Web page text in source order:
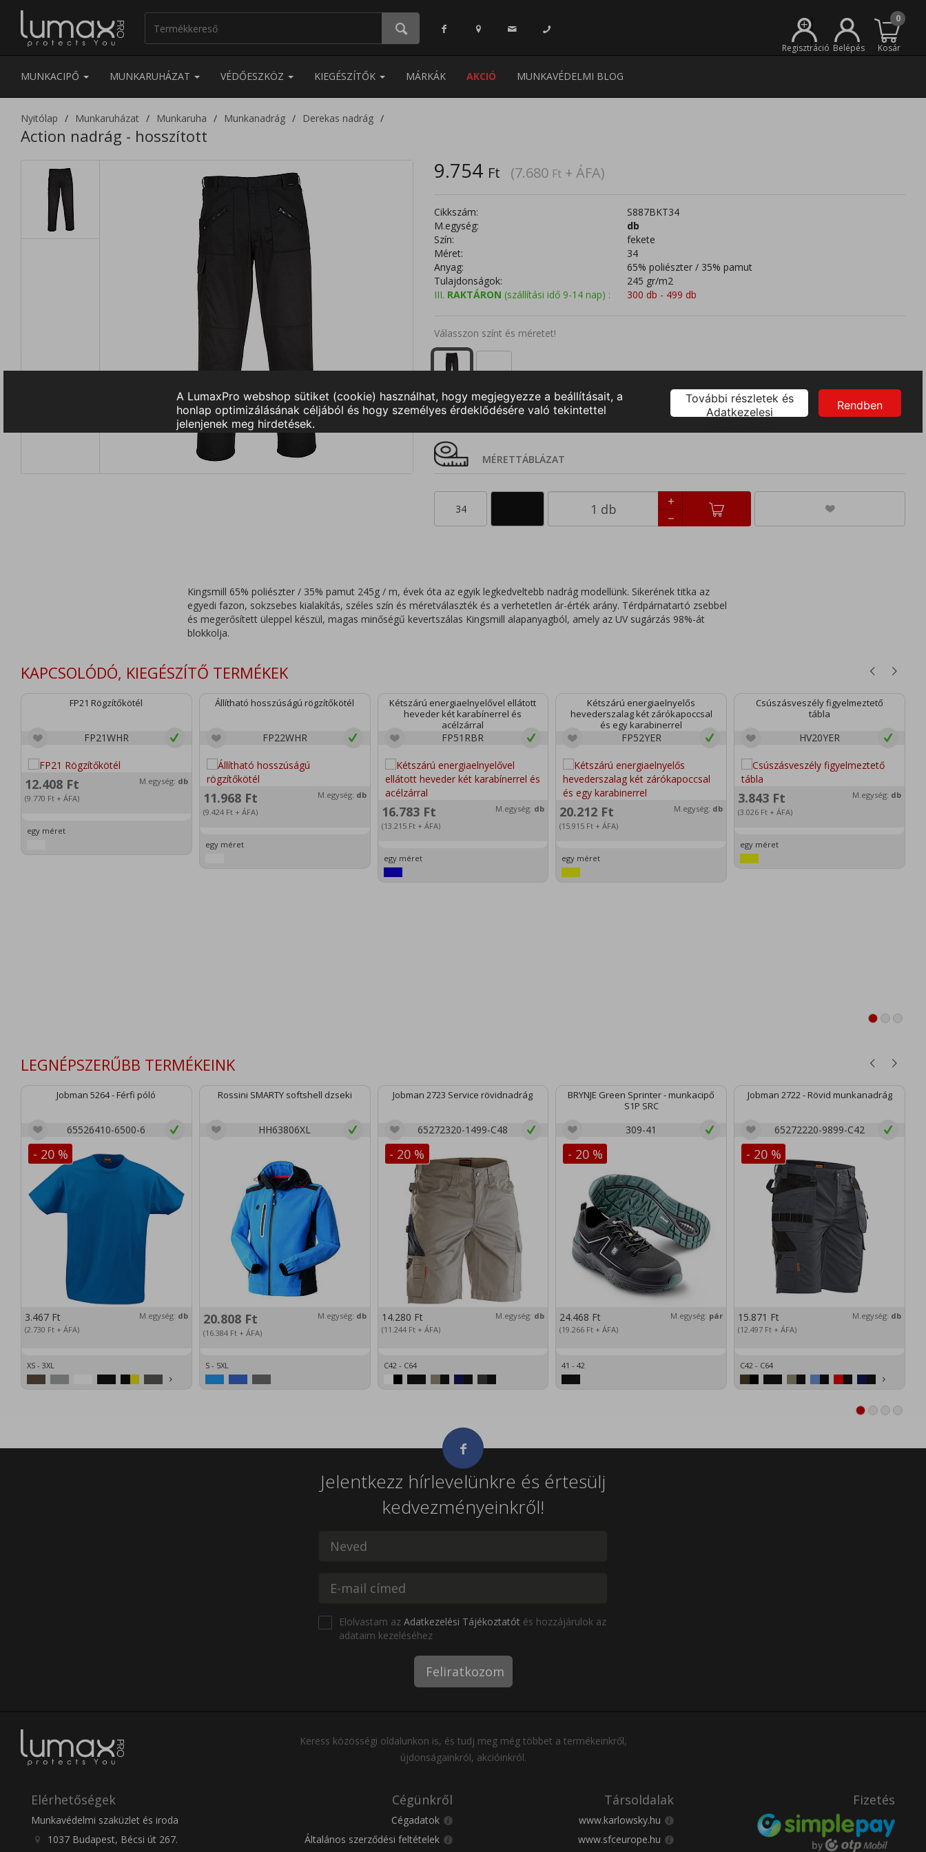
+
Regisztráció Belépés
0
Kosár
MUNKACIPŐ MUNKARUHÁZAT VÉDŐESZKÖZ KIEGÉSZÍTŐK MÁRKÁK AKCIÓ MUNKAVÉDELMI BLOG
Nyitólap Munkaruházat Munkaruha Munkanadrág Derekas nadrág
Action nadrág - hosszított
9.754 Ft (7.680 Ft + ÁFA)
Cikkszám:
S887BKT34
M.egység:
db
Szín:
fekete
Méret:
34
Anyag:
65% poliészter / 35% pamut
Tulajdonságok:
245 gr/m2
III. RAKTÁRON (szállítási idő 9-14 nap) : 300 db - 499 db
Válasszon színt és méretet!
28 30 32 33 34 42 44
MÉRETTÁBLÁZAT
34
Kingsmill 65% poliészter / 35% pamut 245g / m, évek óta az egyik legkedveltebb nadrág modellünk. Sikerének titka az
egyedi fazon, sokzsebes kialakítás, széles szín és méretválaszték és a verhetetlen ár-érték arány. Térdpárnatartó zsebbel
és megerősített üleppel készül, magas minőségű kevertszálas Kingsmill alapanyagból, amely az UV sugárzás 98%-át
blokkolja.
KAPCSOLÓDÓ, KIEGÉSZÍTŐ TERMÉKEK
FP21 Rögzítőkötél
FP21WHR
12.408 Ft
(9.770 Ft + ÁFA)
M.egység: db
egy méret
Állítható hosszúságú rögzítőkötél
FP22WHR
11.968 Ft
(9.424 Ft+ ÁFA)
M.egység: db
egy méret
Kétszárú energiaelnyelővel ellátott
heveder két karabínerrel és
acélzárral
FP51RBR
16.783 Ft
(13.215 Ft+ ÁFA)
M.egység: db
egy méret
Kétszárú energiaelnyelős
hevederszalag két zárókapoccsal
és egy karabinerrel
FP52YER
20.212 Ft
(15.915 Ft + ÁFA)
M.egység: db
egy méret
Csúszásveszély figyelmeztető
tábla
HV20YER
3.843 Ft
(3.026 Ft + ÁFA)
M.egység: db
egy méret
LEGNÉPSZERŰBB TERMÉKEINK
Jobman 5264 - Férfi póló
65526410-6500-6
- 20 %
3.467 Ft
(2.730 Ft + ÁFA)
M.egység: db
XS - 3XL
Rossini SMARTY softshell dzseki
HH63806XL
20.808 Ft
(16.384 Ft+ ÁFA)
M.egység: db
S - 5XL
Jobman 2723 Service rövidnadrág
65272320-1499-C48
- 20 %
14.280 Ft
(11.244 Ft+ ÁFA)
M.egység: db
C42 - C64
BRYNJE Green Sprinter - munkacipő
S1P SRC
309-41
- 20 %
24.468 Ft
(19.266 Ft + ÁFA)
M.egység: pár
41 - 42
Jobman 2722 - Rövid munkanadrág
65272220-9899-C42
- 20 %
15.871 Ft
(12.497 Ft + ÁFA)
M.egység: db
C42 - C64
Jelentkezz hírlevelünkre és értesülj
kedvezményeinkről!
Elolvastam az Adatkezelési Tájékoztatót és hozzájárulok az
adataim kezeléséhez
Feliratkozom
Keress közösségi oldalunkon is, és tudj meg még többet a termékeinkről,
újdonságainkról, akcióinkról.
Elérhetőségek
Munkavédelmi szaküzlet és iroda
1037 Budapest, Bécsi út 267.
Cégünkről
Cégadatok
Általános szerződési feltételek
Társoldalak
www.karlowsky.hu
www.sfceurope.hu
Fizetés